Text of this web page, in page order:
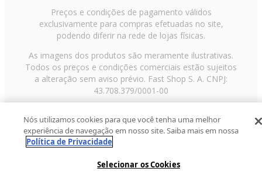
Preços e condições de pagamento válidos
exclusivamente para compras efetuadas no site,
podendo diferir na rede de lojas físicas.
As imagens dos produtos são meramente ilustrativas.
Todos os preços e condições comerciais estão sujeitos
a alteração sem aviso prévio. Fast Shop S. A. CNPJ:
43.708.379/0001-00
Paulo/SP, CEP 02029-001, Telefone: 11 3003-3728 ©
2013 Fast Shop - Todos os direitos reservadosRF
Nós utilizamos cookies para que você tenha uma melhor
experiência de navegação em nosso site. Saiba mais em nossa
Política de Privacidade
Selecionar os Cookies